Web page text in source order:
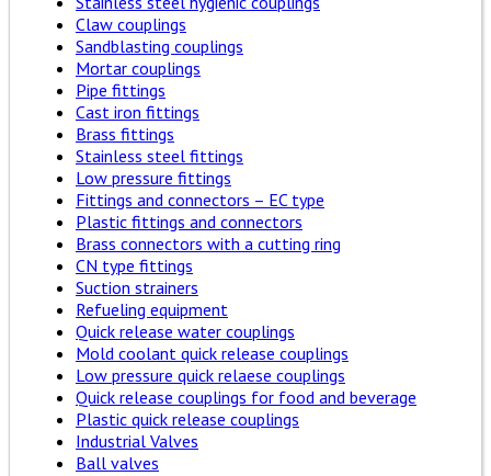
Claw couplings
Sandblasting couplings
Mortar couplings
Pipe fittings
Cast iron fittings
Brass fittings
Stainless steel fittings
Low pressure fittings
Fittings and connectors – EC type
Plastic fittings and connectors
Brass connectors with a cutting ring
CN type fittings
Suction strainers
Refueling equipment
Quick release water couplings
Mold coolant quick release couplings
Low pressure quick relaese couplings
Quick release couplings for food and beverage
Plastic quick release couplings
Industrial Valves
Ball valves